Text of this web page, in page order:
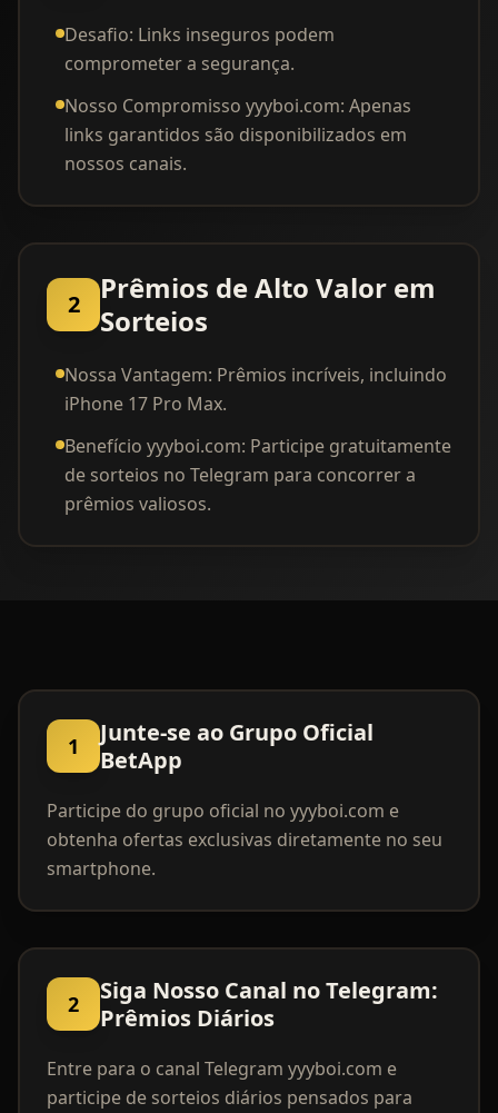
Desafio: Links inseguros podem
comprometer a segurança.
Nosso Compromisso yyyboi.com: Apenas
links garantidos são disponibilizados em
nossos canais.
2
Prêmios de Alto Valor em
Sorteios
Nossa Vantagem: Prêmios incríveis, incluindo
iPhone 17 Pro Max.
Benefício yyyboi.com: Participe gratuitamente
de sorteios no Telegram para concorrer a
prêmios valiosos.
1
Junte-se ao Grupo Oficial
BetApp
Participe do grupo oficial no yyyboi.com e
obtenha ofertas exclusivas diretamente no seu
smartphone.
2
Siga Nosso Canal no Telegram:
Prêmios Diários
Entre para o canal Telegram yyyboi.com e
participe de sorteios diários pensados para